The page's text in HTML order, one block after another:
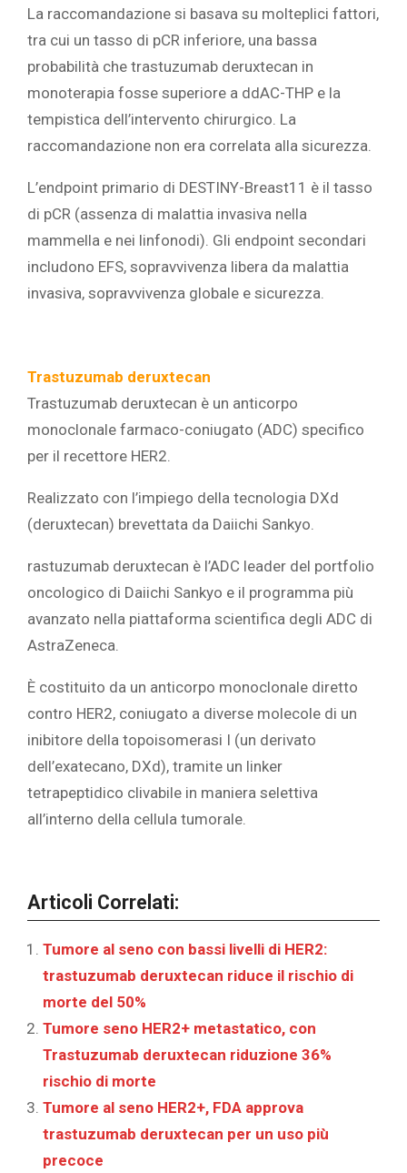
La raccomandazione si basava su molteplici fattori,
tra cui un tasso di pCR inferiore, una bassa
probabilità che trastuzumab deruxtecan in
monoterapia fosse superiore a ddAC-THP e la
tempistica dell’intervento chirurgico. La
raccomandazione non era correlata alla sicurezza.
L’endpoint primario di DESTINY-Breast11 è il tasso
di pCR (assenza di malattia invasiva nella
mammella e nei linfonodi). Gli endpoint secondari
includono EFS, sopravvivenza libera da malattia
invasiva, sopravvivenza globale e sicurezza.
Trastuzumab deruxtecan
Trastuzumab deruxtecan è un anticorpo
monoclonale farmaco-coniugato (ADC) specifico
per il recettore HER2.
Realizzato con l’impiego della tecnologia DXd
(deruxtecan) brevettata da Daiichi Sankyo.
rastuzumab deruxtecan è l’ADC leader del portfolio
oncologico di Daiichi Sankyo e il programma più
avanzato nella piattaforma scientifica degli ADC di
AstraZeneca.
È costituito da un anticorpo monoclonale diretto
contro HER2, coniugato a diverse molecole di un
inibitore della topoisomerasi I (un derivato
dell’exatecano, DXd), tramite un linker
tetrapeptidico clivabile in maniera selettiva
all’interno della cellula tumorale.
Articoli Correlati:
Tumore al seno con bassi livelli di HER2:
trastuzumab deruxtecan riduce il rischio di
morte del 50%
Tumore seno HER2+ metastatico, con
Trastuzumab deruxtecan riduzione 36%
rischio di morte
Tumore al seno HER2+, FDA approva
trastuzumab deruxtecan per un uso più
precoce